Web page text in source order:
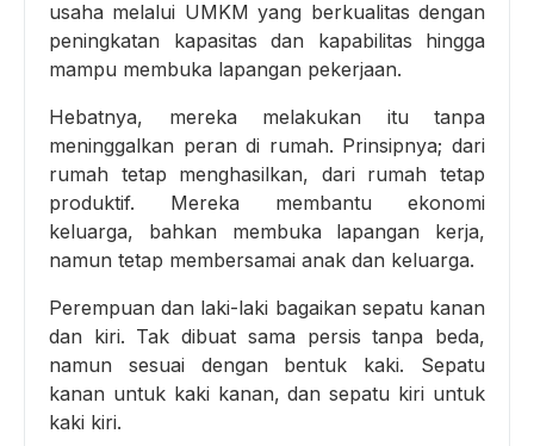
usaha melalui UMKM yang berkualitas dengan
peningkatan kapasitas dan kapabilitas hingga
mampu membuka lapangan pekerjaan.
Hebatnya, mereka melakukan itu tanpa
meninggalkan peran di rumah. Prinsipnya; dari
rumah tetap menghasilkan, dari rumah tetap
produktif. Mereka membantu ekonomi
keluarga, bahkan membuka lapangan kerja,
namun tetap membersamai anak dan keluarga.
Perempuan dan laki-laki bagaikan sepatu kanan
dan kiri. Tak dibuat sama persis tanpa beda,
namun sesuai dengan bentuk kaki. Sepatu
kanan untuk kaki kanan, dan sepatu kiri untuk
kaki kiri.